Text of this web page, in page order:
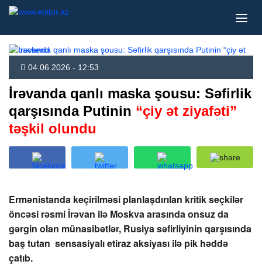
04.06.2026 - 12:53
İrəvanda qanlı maska şousu: Səfirlik
qarşısında Putinin “çiy ət ziyafəti”
təşkil olundu
Ermənistanda keçirilməsi planlaşdırılan kritik seçkilər
öncəsi rəsmi İrəvan ilə Moskva arasında onsuz da
gərgin olan münasibətlər, Rusiya səfirliyinin qarşısında
baş tutan sensasiyalı etiraz aksiyası ilə pik həddə
çatıb.